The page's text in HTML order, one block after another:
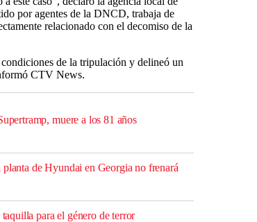
por agentes de la DNCD, trabaja de
relacionado con el decomiso de la
de la tripulación y delineó un
CTV News.
muere a los 81 años
de Hyundai en Georgia no frenará
para el género de terror